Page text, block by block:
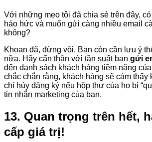
Với những mẹo tôi đã chia sẻ trên đây,
háo hức và muốn gửi càng nhiều email
không?
Khoan đã, đừng vội. Bạn còn cần lưu ý
nữa. Hãy cẩn thận với tần suất bạn gửi
đến danh sách khách hàng tiềm năng
chắc chắn rằng, khách hàng sẽ cảm thấy
chí hủy đăng ký nếu hộp thư của họ bị
tin nhắn marketing của bạn.
13. Quan trọng trên hết,
cấp giá trị!